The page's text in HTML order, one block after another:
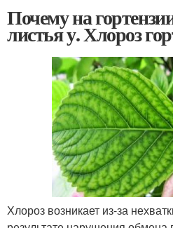
Почему на
листья у. Хлороз
Хлороз возникает из-за